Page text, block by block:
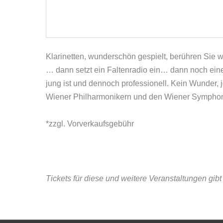
Klarinetten, wunderschön gespielt, berühren Sie
… dann setzt ein Faltenradio ein… dann noch
jung ist und dennoch professionell. Kein
Wiener Philharmonikern und den Wiener
*zzgl. Vorverkaufsgebühr
Tickets für diese und weitere Veranstaltungen